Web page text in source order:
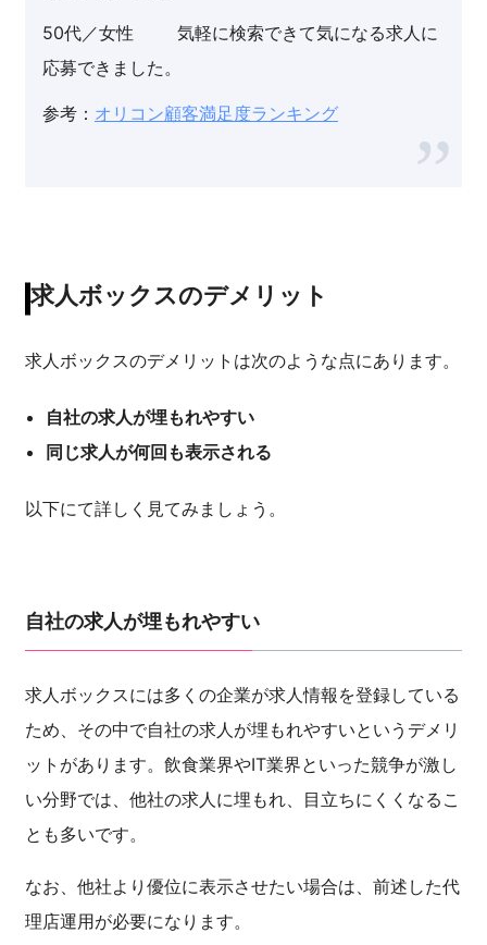
50代／女性 気軽に検索できて気になる求人に
応募できました。
参考： オリコン顧客満足度ランキング
求人ボックスのデメリット
求人ボックスのデメリットは次のような点にあります。
自社の求人が埋もれやすい
同じ求人が何回も表示される
以下にて詳しく見てみましょう。
自社の求人が埋もれやすい
求人ボックスには多くの企業が求人情報を登録している
ため、その中で自社の求人が埋もれやすいというデメリ
ットがあります。飲食業界やIT業界といった競争が激し
い分野では、他社の求人に埋もれ、目立ちにくくなるこ
とも多いです。
なお、他社より優位に表示させたい場合は、前述した代
理店運用が必要になります。